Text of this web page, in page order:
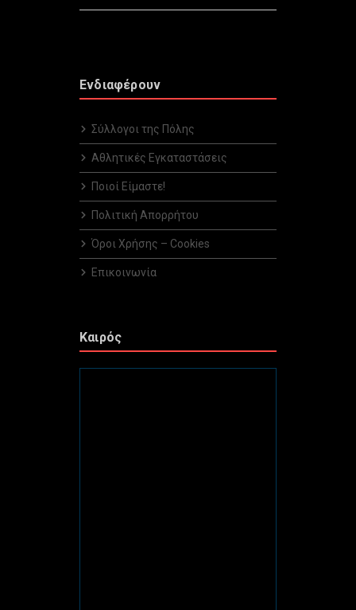
Ενδιαφέρουν
Σύλλογοι της Πόλης
Αθλητικές Εγκαταστάσεις
Ποιοί Είμαστε!
Πολιτική Απορρήτου
Όροι Χρήσης – Cookies
Επικοινωνία
Καιρός